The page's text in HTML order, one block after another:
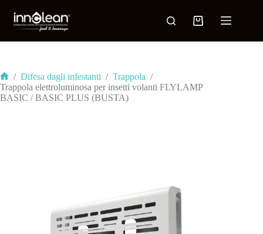
/ Difesa dagli infestanti / Trappola /
Trappola elettroluminosa per insetti volanti FLYLAMP
BASIC / BASIC PLUS (BUSTA)